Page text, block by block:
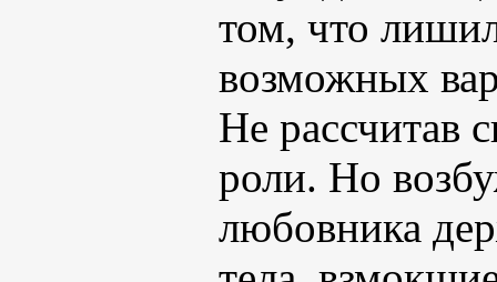
том, что
возможных
Не рассчитав
роли. Но
любовника